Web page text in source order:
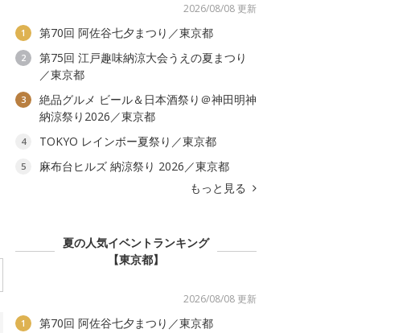
2026/08/08 更新
1 第70回 阿佐谷七夕まつり／東京都
2
第75回 江戸趣味納涼大会うえの夏まつり
／東京都
3
絶品グルメ ビール＆日本酒祭り＠神田明神
納涼祭り2026／東京都
4 TOKYO レインボー夏祭り／東京都
5
麻布台ヒルズ 納涼祭り 2026／東京都
もっと見る
夏の人気イベントランキング
【東京都】
2026/08/08 更新
1 第70回 阿佐谷七夕まつり／東京都